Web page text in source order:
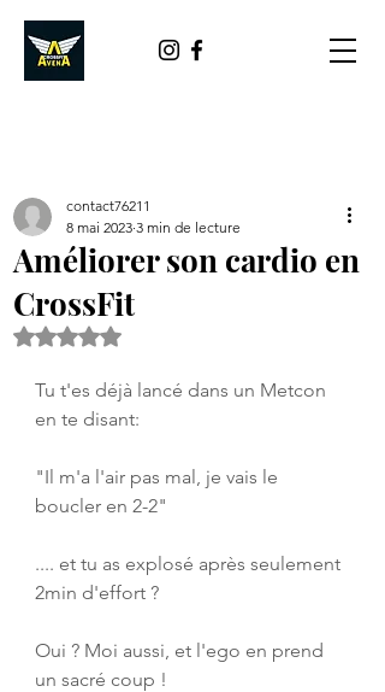
Améliorer son cardio en
CrossFit
contact76211
8 mai 2023 3 min de lecture
Noté NaN étoiles sur 5.
Tu t'es déjà lancé dans un Metcon
en te disant:
"Il m'a l'air pas mal, je vais le
boucler en 2-2"
.... et tu as explosé après seulement
2min d'effort ?
Oui ? Moi aussi, et l'ego en prend
un sacré coup !